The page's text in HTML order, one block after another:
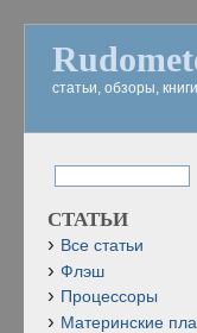
статьи, обзоры,
СТАТЬИ
Все статьи
Флэш
Процессоры
Материнские